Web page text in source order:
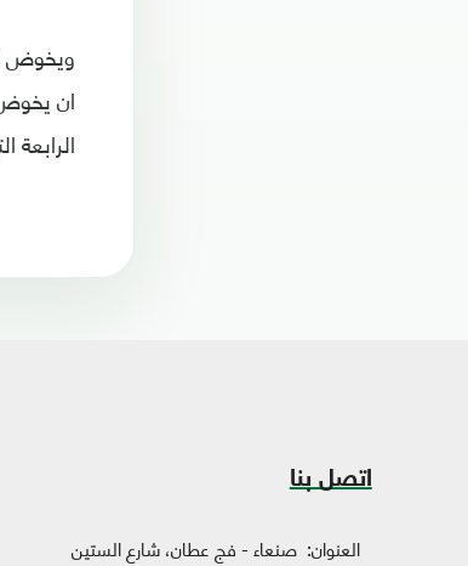
الرابعة
اتصل بنا
العنوان: صنعاء - فج عطان، شارع الستين